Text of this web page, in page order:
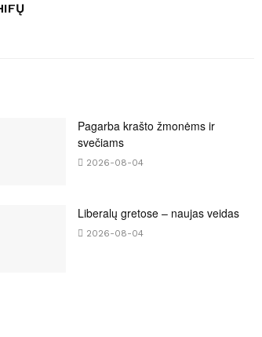
Pagarba krašto žmonėms ir
svečiams
2026-08-04
Liberalų gretose – naujas veidas
2026-08-04